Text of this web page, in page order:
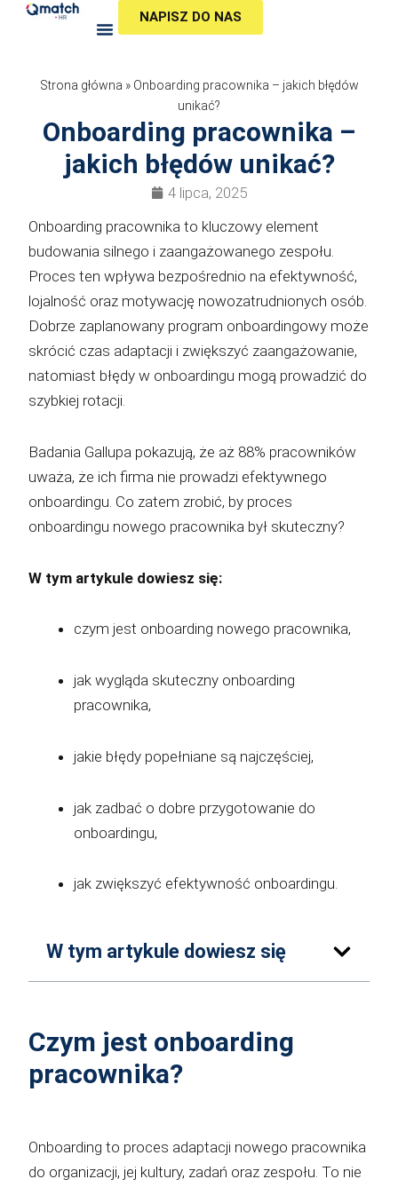
Przejdź
NAPISZ DO NAS
Strona główna » Onboarding pracownika – jakich błędów
unikać?
Onboarding pracownika –
jakich błędów unikać?
4 lipca, 2025
Onboarding pracownika to kluczowy element
budowania silnego i zaangażowanego zespołu.
Proces ten wpływa bezpośrednio na efektywność,
lojalność oraz motywację nowozatrudnionych osób.
Dobrze zaplanowany program onboardingowy może
skrócić czas adaptacji i zwiększyć zaangażowanie,
natomiast błędy w onboardingu mogą prowadzić do
szybkiej rotacji.
Badania Gallupa pokazują, że aż 88% pracowników
uważa, że ich firma nie prowadzi efektywnego
onboardingu. Co zatem zrobić, by proces
onboardingu nowego pracownika był skuteczny?
W tym artykule dowiesz się:
czym jest onboarding nowego pracownika,
jak wygląda skuteczny onboarding
pracownika,
jakie błędy popełniane są najczęściej,
jak zadbać o dobre przygotowanie do
onboardingu,
jak zwiększyć efektywność onboardingu.
W tym artykule dowiesz się
Czym jest onboarding
pracownika?
Onboarding to proces adaptacji nowego pracownika
do organizacji, jej kultury, zadań oraz zespołu. To nie